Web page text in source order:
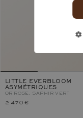
LITTLE EVERBLOOM
ASYMÉTRIQUES
OR ROSE, SAPHIR VERT
2 470 €